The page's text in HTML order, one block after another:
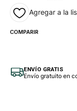
Agregar a la
COMPARIR
ENVÍO GRATIS
Envío gratuito en